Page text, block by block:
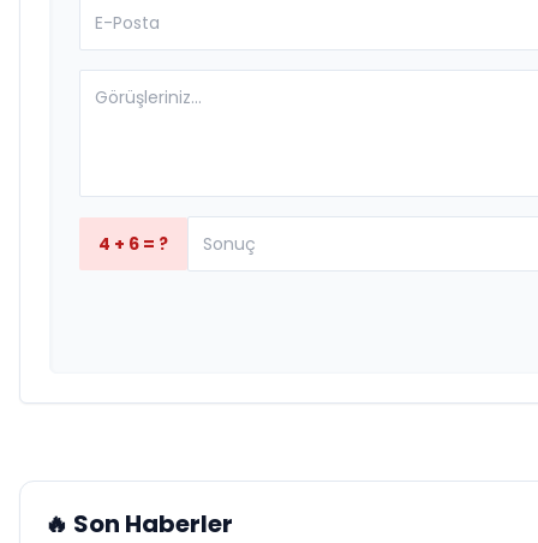
4 + 6 = ?
🔥 Son Haberler